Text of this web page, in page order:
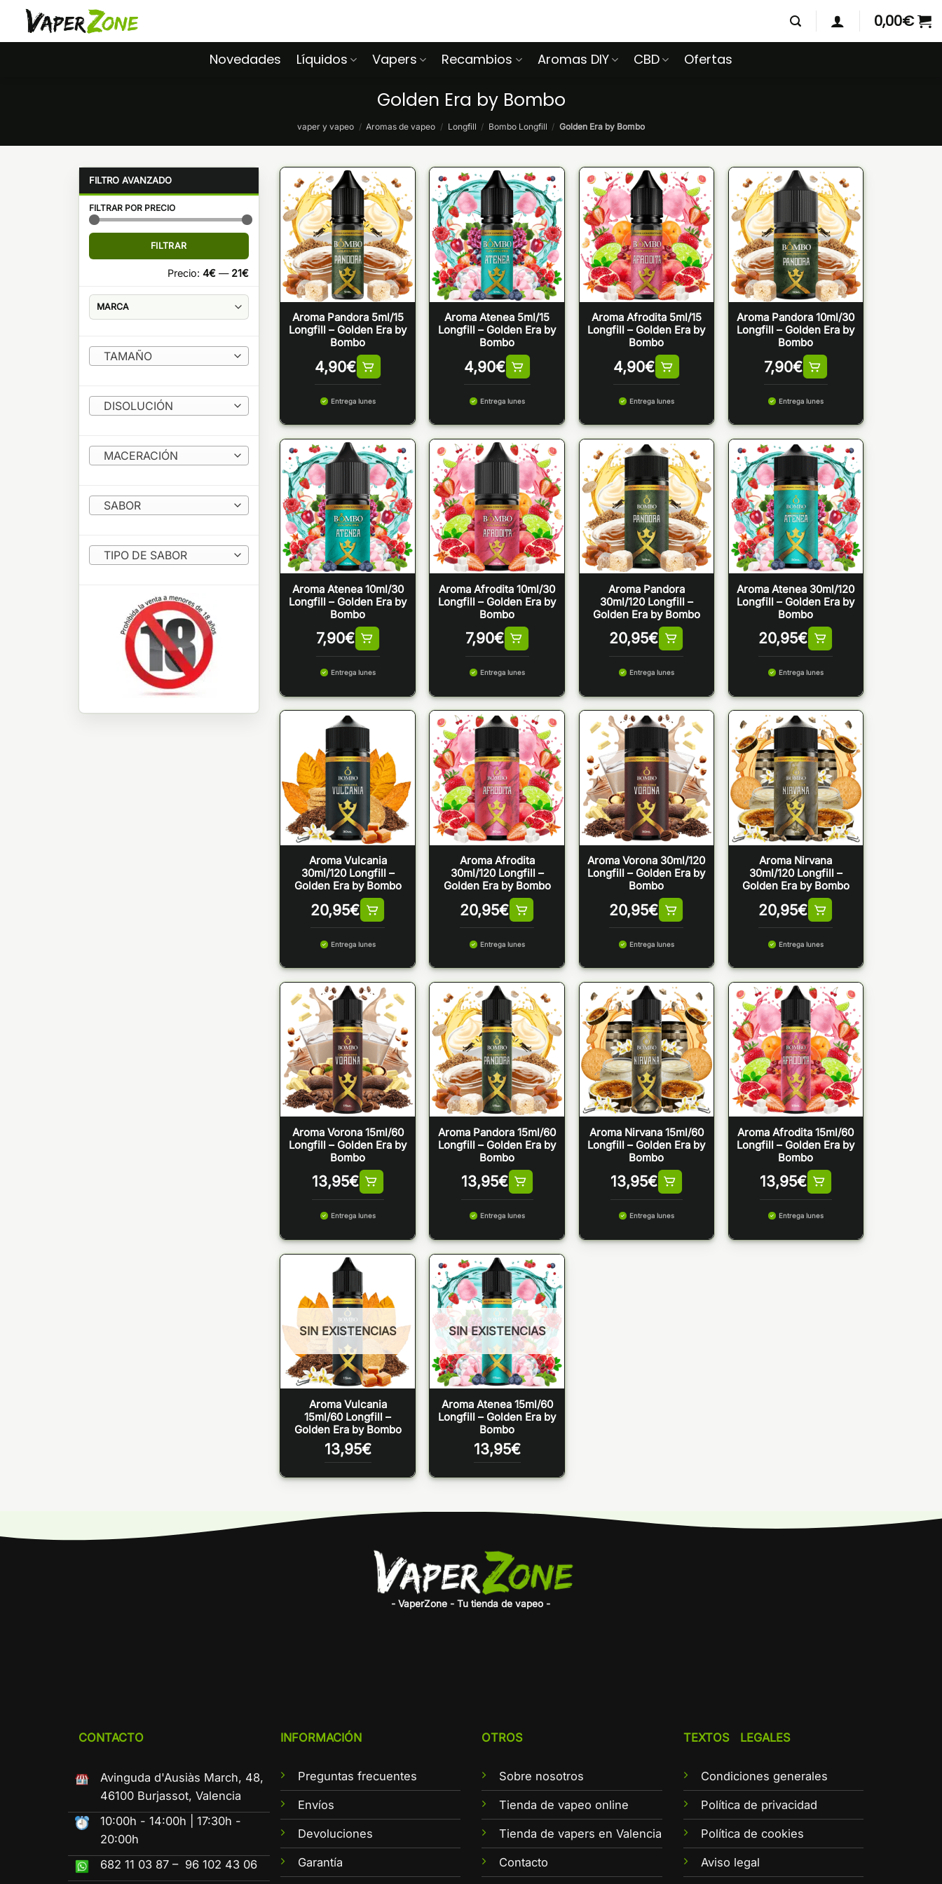
Saltar
contenido
0,00€
Novedades Líquidos Vapers Recambios Aromas DIY CBD Ofertas
Golden Era by Bombo
vaper y vapeo / Aromas de vapeo / Longfill / Bombo Longfill / Golden Era by Bombo
FILTRAR POR PRECIO
Precio
Precio
FILTRAR
Precio: 4€— 21€
TAMAÑO
DISOLUCIÓN
MACERACIÓN
SABOR
TIPO DE SABOR
Aroma Pandora 5ml/15
Longfill – Golden Era by
Bombo
4,90€
Entrega lunes
Aroma Atenea 5ml/15
Longfill – Golden Era by
Bombo
4,90€
Entrega lunes
Aroma Afrodita 5ml/15
Longfill – Golden Era by
Bombo
4,90€
Entrega lunes
Aroma Pandora 10ml/30
Longfill – Golden Era by
Bombo
7,90€
Entrega lunes
Aroma Atenea 10ml/30
Longfill – Golden Era by
Bombo
7,90€
Entrega lunes
Aroma Afrodita 10ml/30
Longfill – Golden Era by
Bombo
7,90€
Entrega lunes
Aroma Pandora
30ml/120 Longfill –
Golden Era by Bombo
20,95€
Entrega lunes
Aroma Atenea 30ml/120
Longfill – Golden Era by
Bombo
20,95€
Entrega lunes
Aroma Vulcania
30ml/120 Longfill –
Golden Era by Bombo
20,95€
Entrega lunes
Aroma Afrodita
30ml/120 Longfill –
Golden Era by Bombo
20,95€
Entrega lunes
Aroma Vorona 30ml/120
Longfill – Golden Era by
Bombo
20,95€
Entrega lunes
Aroma Nirvana
30ml/120 Longfill –
Golden Era by Bombo
20,95€
Entrega lunes
Aroma Vorona 15ml/60
Longfill – Golden Era by
Bombo
13,95€
Entrega lunes
Aroma Pandora 15ml/60
Longfill – Golden Era by
Bombo
13,95€
Entrega lunes
Aroma Nirvana 15ml/60
Longfill – Golden Era by
Bombo
13,95€
Entrega lunes
Aroma Afrodita 15ml/60
Longfill – Golden Era by
Bombo
13,95€
Entrega lunes
SIN EXISTENCIAS
Aroma Vulcania
15ml/60 Longfill –
Golden Era by Bombo
13,95€
SIN EXISTENCIAS
Aroma Atenea 15ml/60
Longfill – Golden Era by
Bombo
13,95€
- VaperZone - Tu tienda de vapeo -
CONTACTO
Avinguda d'Ausiàs March, 48,
46100 Burjassot, Valencia
10:00h - 14:00h | 17:30h -
20:00h
682 11 03 87 – 96 102 43 06
INFORMACIÓN
Preguntas frecuentes
Envíos
Devoluciones
Garantía
OTROS
Sobre nosotros
Tienda de vapeo online
Tienda de vapers en Valencia
Contacto
TEXTOS LEGALES
Condiciones generales
Política de privacidad
Política de cookies
Aviso legal